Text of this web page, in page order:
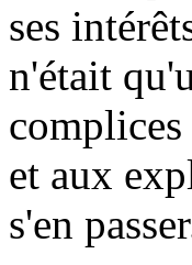
ses
n'était
et aux
s'en